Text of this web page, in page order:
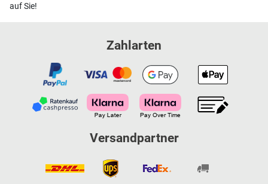
auf Sie!
Zahlarten
Versandpartner